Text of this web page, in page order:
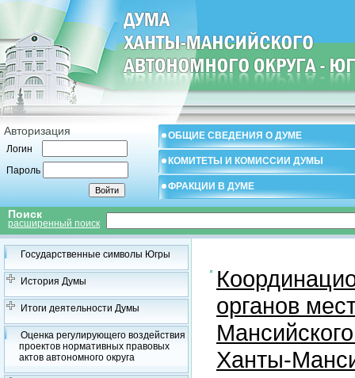
Авторизация
Логин
Пароль
ОБЩИЕ СВЕДЕНИЯ О ДУМЕ
КОМИТЕТЫ И КОМИССИИ ДУМЫ
ФРАКЦИИ В ДУМЕ
Поиск
расширенный поиск
Государственные символы Югры
История Думы
Итоги деятельности Думы
Оценка регулирующего воздействия
проектов нормативных правовых
актов автономного округа
органов
Ханты-